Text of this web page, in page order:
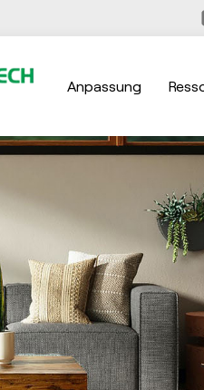
Anpassung